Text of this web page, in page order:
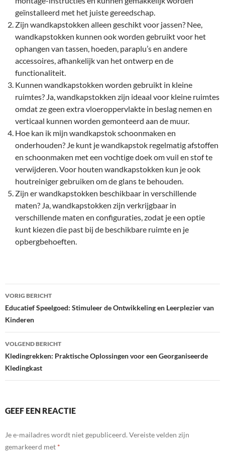
geïnstalleerd met het juiste gereedschap.
Zijn wandkapstokken alleen geschikt voor jassen? Nee,
wandkapstokken kunnen ook worden gebruikt voor het
ophangen van tassen, hoeden, paraplu’s en andere
accessoires, afhankelijk van het ontwerp en de
functionaliteit.
Kunnen wandkapstokken worden gebruikt in kleine
ruimtes? Ja, wandkapstokken zijn ideaal voor kleine ruimtes
omdat ze geen extra vloeroppervlakte in beslag nemen en
verticaal kunnen worden gemonteerd aan de muur.
Hoe kan ik mijn wandkapstok schoonmaken en
onderhouden? Je kunt je wandkapstok regelmatig afstoffen
en schoonmaken met een vochtige doek om vuil en stof te
verwijderen. Voor houten wandkapstokken kun je ook
houtreiniger gebruiken om de glans te behouden.
Zijn er wandkapstokken beschikbaar in verschillende
maten? Ja, wandkapstokken zijn verkrijgbaar in
verschillende maten en configuraties, zodat je een optie
kunt kiezen die past bij de beschikbare ruimte en je
opbergbehoeften.
Bericht
navigatie
VORIG BERICHT
Educatief Speelgoed: Stimuleer de Ontwikkeling en Leerplezier van
Kinderen
VOLGEND BERICHT
Kledingrekken: Praktische Oplossingen voor een Georganiseerde
Kledingkast
GEEF EEN REACTIE
Je e-mailadres wordt niet gepubliceerd. Vereiste velden zijn
gemarkeerd met *